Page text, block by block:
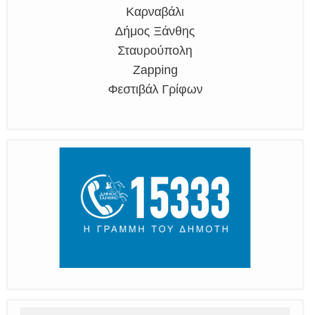
Καρναβάλι
Δήμος Ξάνθης
Σταυρούπολη
Zapping
Φεστιβάλ Γρίφων